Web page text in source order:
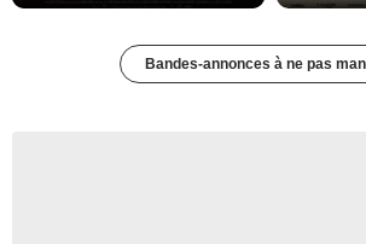
Bandes-annonces à ne pas